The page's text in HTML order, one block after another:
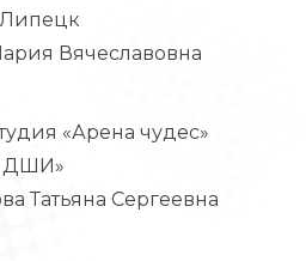
Вячеславовна
«Арена чудес»
ДШИ»
Татьяна Сергеевна